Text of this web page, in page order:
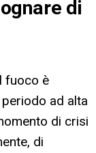
di
fuoco è
ad alta
di crisi
di